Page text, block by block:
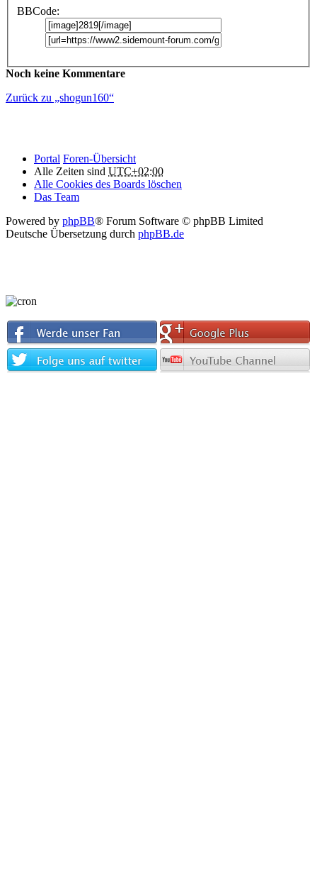
BBCode:
Noch keine Kommentare
Zurück zu „shogun160“
Portal Foren-Übersicht
Alle Zeiten sind UTC+02:00
Alle Cookies des Boards löschen
Das Team
Powered by phpBB® Forum Software © phpBB Limited
Deutsche Übersetzung durch phpBB.de